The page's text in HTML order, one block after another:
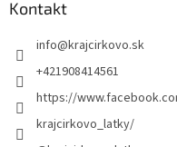
Kontakt
info@krajcirkovo.sk
+421908414561
https://
krajcirkovo_latky/